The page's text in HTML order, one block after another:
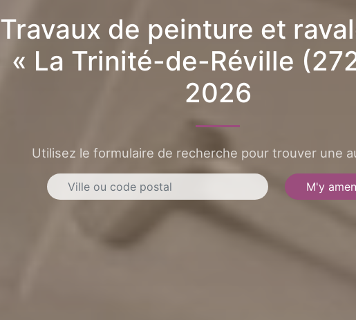
Travaux de peinture et
« La Trinité-de-Réville
2026
Utilisez le formulaire de recherche pour trouver une
M'y